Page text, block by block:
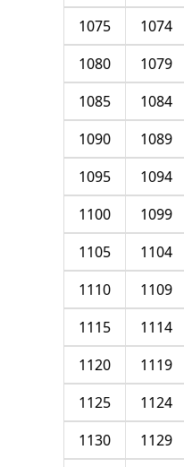
1074
1075
1079
1080
1084
1085
1089
1090
1094
1095
1099
1100
1104
1105
1109
1110
1114
1115
1119
1120
1124
1125
1129
1130